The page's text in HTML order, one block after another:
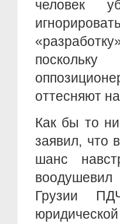
человек
оттесняют
Как бы то
заявил, что
шанс
воодушевил
Грузии